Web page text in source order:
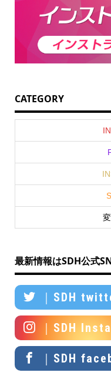
CATEGORY
最新情報はSDH公式
｜SDH
｜SDH
｜SDH